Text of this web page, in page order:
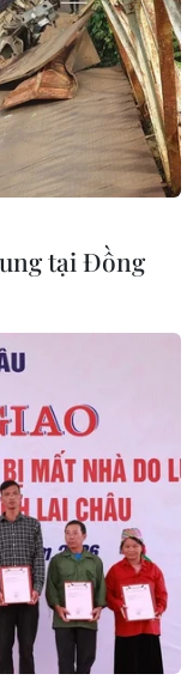
tại Đồng